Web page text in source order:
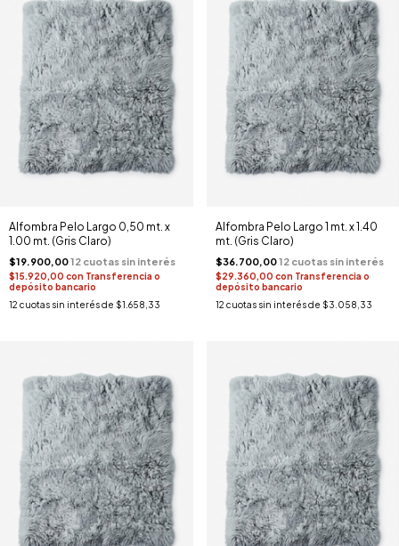
Alfombra Pelo Largo 0,50 mt. x
1.00 mt. (Gris Claro)
$19.900,00
$15.920,00 con Transferencia o
depósito bancario
12 cuotas sin interés de $1.658,33
Alfombra Pelo Largo 1 mt. x 1.40
mt. (Gris Claro)
$36.700,00
$29.360,00 con Transferencia o
depósito bancario
12 cuotas sin interés de $3.058,33